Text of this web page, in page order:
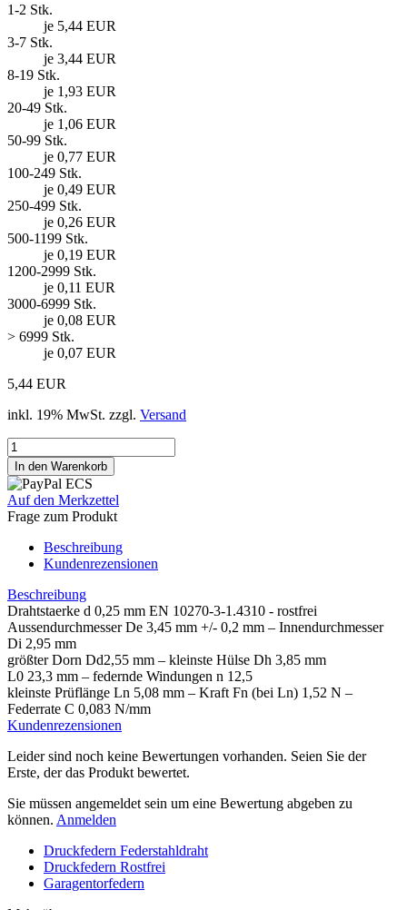
1-2 Stk.
je 5,44 EUR
3-7 Stk.
je 3,44 EUR
8-19 Stk.
je 1,93 EUR
20-49 Stk.
je 1,06 EUR
50-99 Stk.
je 0,77 EUR
100-249 Stk.
je 0,49 EUR
250-499 Stk.
je 0,26 EUR
500-1199 Stk.
je 0,19 EUR
1200-2999 Stk.
je 0,11 EUR
3000-6999 Stk.
je 0,08 EUR
> 6999 Stk.
je 0,07 EUR
5,44 EUR
inkl. 19% MwSt. zzgl. Versand
Auf den Merkzettel
Frage zum Produkt
Beschreibung
Kundenrezensionen
Beschreibung
Drahtstaerke d 0,25 mm EN 10270-3-1.4310 - rostfrei
Aussendurchmesser De 3,45 mm +/- 0,2 mm – Innendurchmesser
Di 2,95 mm
größter Dorn Dd2,55 mm – kleinste Hülse Dh 3,85 mm
L0 23,3 mm – federnde Windungen n 12,5
kleinste Prüflänge Ln 5,08 mm – Kraft Fn (bei Ln) 1,52 N –
Federrate C 0,083 N/mm
Kundenrezensionen
Leider sind noch keine Bewertungen vorhanden. Seien Sie der
Erste, der das Produkt bewertet.
Sie müssen angemeldet sein um eine Bewertung abgeben zu
können. Anmelden
Druckfedern Federstahldraht
Druckfedern Rostfrei
Garagentorfedern